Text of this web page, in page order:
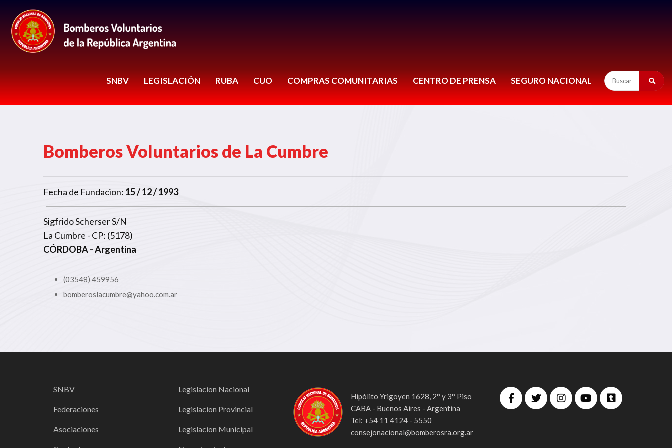
SNBV LEGISLACIÓN RUBA CUO COMPRAS COMUNITARIAS CENTRO DE PRENSA SEGURO NACIONAL
Bomberos Voluntarios de La Cumbre
Fecha de Fundacion: 15 / 12 / 1993
Sigfrido Scherser S/N
La Cumbre - CP: (5178)
CÓRDOBA- Argentina
(03548) 459956
bomberoslacumbre@yahoo.com.ar
SNBV
Federaciones
Asociaciones
Legislacion Nacional
Legislacion Provincial
Legislacion Municipal
Hipólito Yrigoyen 1628, 2° y 3° Piso
CABA - Buenos Aires - Argentina
Tel: +54 11 4124 - 5550
consejonacional@bomberosra.org.ar